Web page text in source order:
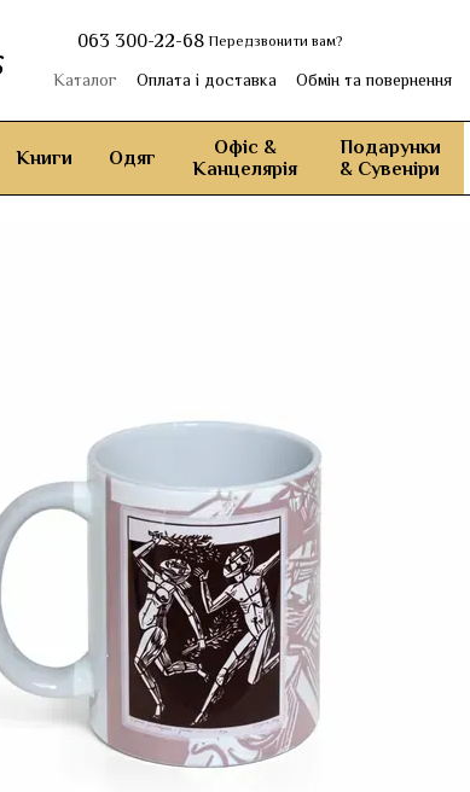
063 300-22-68 Передзвонити вам?
Каталог Оплата і доставка Обмін та повернення
Книги Одяг
Офіс &
Канцелярія
Подарунки
& Сувеніри